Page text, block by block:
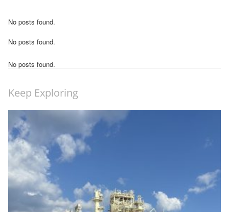
No posts found.
No posts found.
No posts found.
Keep Exploring